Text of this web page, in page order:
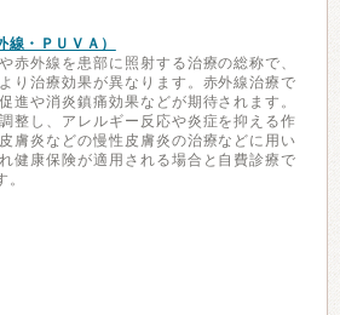
・ＰＵＶＡ）
赤外線を患部に照射する治療の総称で、
り治療効果が異なります。赤外線治療で
進や消炎鎮痛効果などが期待されます。
整し、アレルギー反応や炎症を抑える作
膚炎などの慢性皮膚炎の治療などに用い
健康保険が適用される場合と自費診療で